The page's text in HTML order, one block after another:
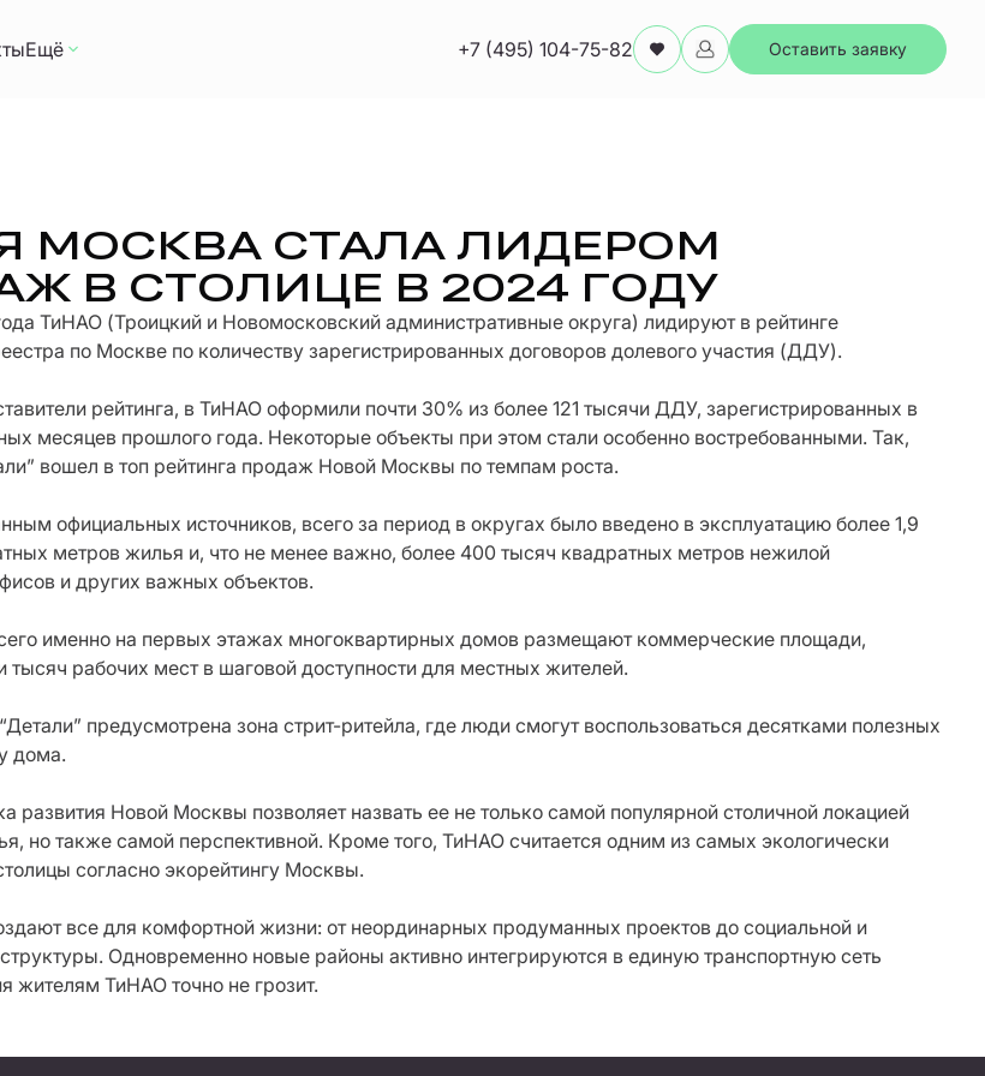
Ещё +7 (495) 104-75-82 Оставить заявку
МОСКВА СТАЛА ЛИДЕРОМ
В СТОЛИЦЕ В 2024 ГОДУ
ТиНАО (Троицкий и Новомосковский административные округа) лидируют в рейтинге
по Москве по количеству зарегистрированных договоров долевого участия (ДДУ).
рейтинга, в ТиНАО оформили почти 30% из более 121 тысячи ДДУ, зарегистрированных в
месяцев прошлого года. Некоторые объекты при этом стали особенно востребованными. Так,
вошел в топ рейтинга продаж Новой Москвы по темпам роста.
официальных источников, всего за период в округах было введено в эксплуатацию более 1,9
метров жилья и, что не менее важно, более 400 тысяч квадратных метров нежилой
и других важных объектов.
именно на первых этажах многоквартирных домов размещают коммерческие площади,
тысяч рабочих мест в шаговой доступности для местных жителей.
предусмотрена зона стрит-ритейла, где люди смогут воспользоваться десятками полезных
дома.
развития Новой Москвы позволяет назвать ее не только самой популярной столичной локацией
но также самой перспективной. Кроме того, ТиНАО считается одним из самых экологически
согласно экорейтингу Москвы.
все для комфортной жизни: от неординарных продуманных проектов до социальной и
Одновременно новые районы активно интегрируются в единую транспортную сеть
жителям ТиНАО точно не грозит.